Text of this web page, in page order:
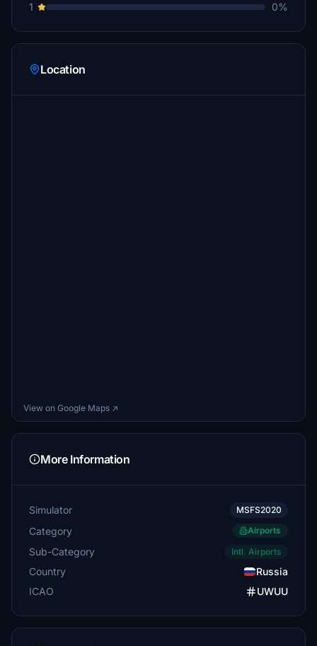
1
0%
Location
View on Google Maps ↗
More Information
Simulator MSFS2020
Category Airports
Sub-Category Intl. Airports
Country
Russia
ICAO
UWUU